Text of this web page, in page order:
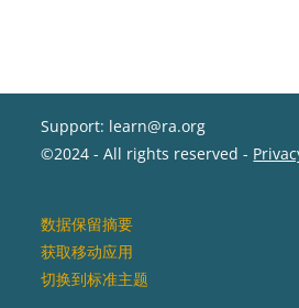
Support: learn@ra.org
©2024 - All rights reserved -
‎数据保留摘要‎
获取移动应用
切换到标准主题